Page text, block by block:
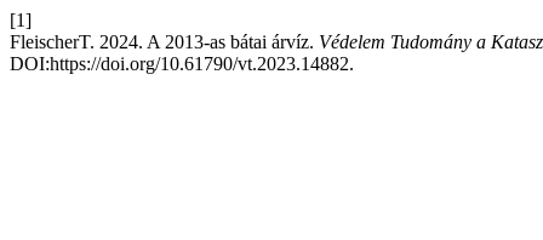
[1]
FleischerT. 2024. A 2013-as bátai árvíz. Védelem Tudomány a
DOI:https://doi.org/10.61790/vt.2023.14882.